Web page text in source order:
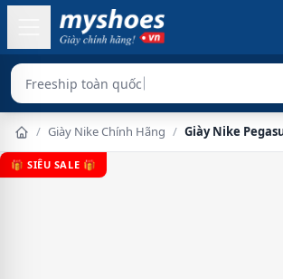
Freeship
/ Giày Nike Chính Hãng / Giày Nike
🎁 SIÊU SALE 🎁